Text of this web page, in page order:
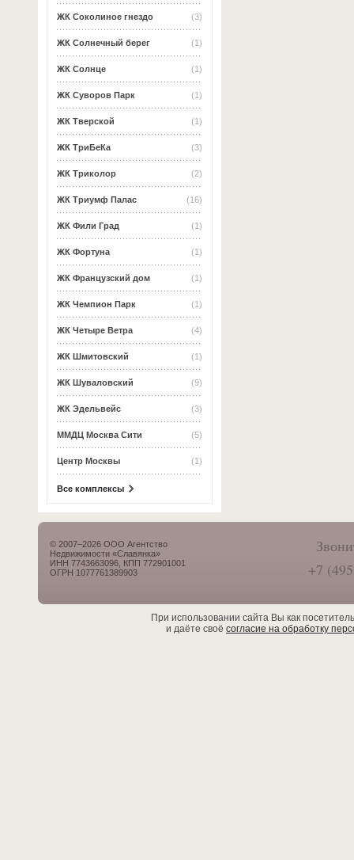
(3)
ЖК Соколиное гнездо
(1)
ЖК Солнечный берег
(1)
ЖК Солнце
(1)
ЖК Суворов Парк
(1)
ЖК Тверской
(3)
ЖК ТриБеКа
(2)
ЖК Триколор
(16)
ЖК Триумф Палас
(1)
ЖК Фили Град
(1)
ЖК Фортуна
(1)
ЖК Французский дом
(1)
ЖК Чемпион Парк
(4)
ЖК Четыре Ветра
(1)
ЖК Шмитовский
(9)
ЖК Шуваловский
(3)
ЖК Эдельвейс
(5)
ММДЦ Москва Сити
(1)
Центр Москвы
Все комплексы
© 2007–2026 ООО Агентство
Недвижимости «Славянка»
ИНН 7743663096, КПП 772901001
ОГРН 1077761389903
+7
При использовании сайта Вы как
и даёте своё согласие на обработку